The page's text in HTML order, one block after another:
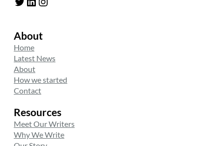
About
Home
Latest News
About
How we started
Contact
Resources
Meet Our Writers
Why We Write